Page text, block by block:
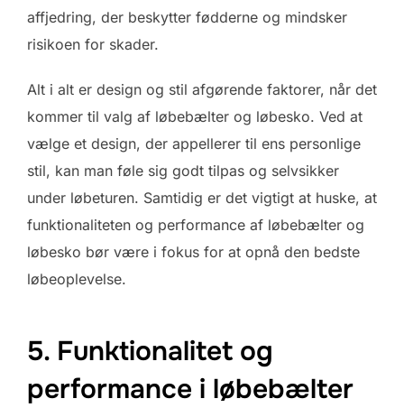
affjedring, der beskytter fødderne og mindsker
risikoen for skader.
Alt i alt er design og stil afgørende faktorer, når det
kommer til valg af løbebælter og løbesko. Ved at
vælge et design, der appellerer til ens personlige
stil, kan man føle sig godt tilpas og selvsikker
under løbeturen. Samtidig er det vigtigt at huske, at
funktionaliteten og performance af løbebælter og
løbesko bør være i fokus for at opnå den bedste
løbeoplevelse.
5. Funktionalitet og
performance i løbebælter